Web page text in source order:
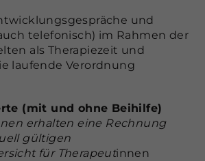
und
telefonisch) im Rahmen der
als Therapiezeit und
laufende Verordnung
(mit und ohne Beihilfe)
erhalten eine Rechnung
gültigen
für Therapeutinnen
verwendet, um den